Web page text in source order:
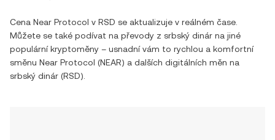
Cena Near Protocol v RSD se aktualizuje v reálném čase.
Můžete se také podívat na převody z srbský dinár na jiné
populární kryptoměny – usnadní vám to rychlou a komfortní
směnu Near Protocol (NEAR) a dalších digitálních měn na
srbský dinár (RSD).